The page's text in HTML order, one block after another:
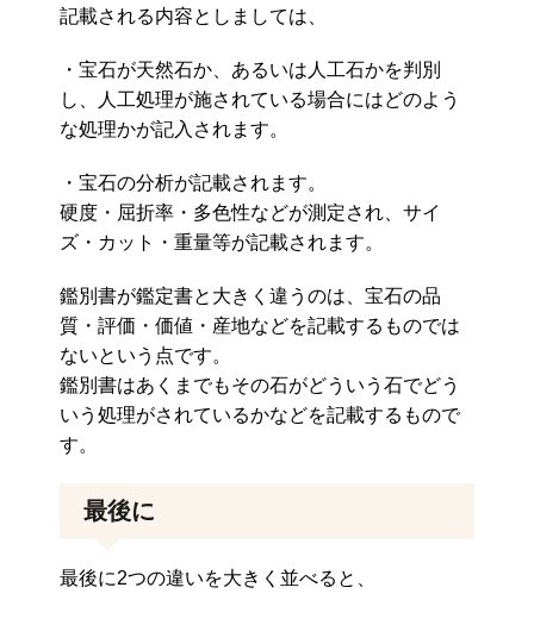
記載される内容としましては、
・宝石が天然石か、あるいは人工石かを判別
し、人工処理が施されている場合にはどのよう
な処理かが記入されます。
・宝石の分析が記載されます。
硬度・屈折率・多色性などが測定され、サイ
ズ・カット・重量等が記載されます。
鑑別書が鑑定書と大きく違うのは、宝石の品
質・評価・価値・産地などを記載するものでは
ないという点です。
鑑別書はあくまでもその石がどういう石でどう
いう処理がされているかなどを記載するもので
す。
最後に
最後に2つの違いを大きく並べると、